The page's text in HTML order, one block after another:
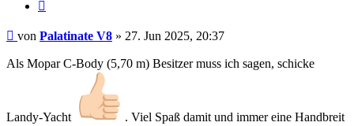
Beitrag
von Palatinate V8 » 27. Jun 2025, 20:37
Als Mopar C-Body (5,70 m) Besitzer muss ich sagen, schicke
Landy-Yacht . Viel Spaß damit und immer eine Handbreit